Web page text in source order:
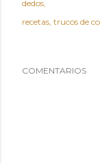
dedos
recetas trucos de
COMENTARIOS